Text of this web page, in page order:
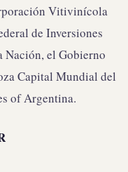
Vitivinícola
de Inversiones
el Gobierno
Capital Mundial del
of Argentina.